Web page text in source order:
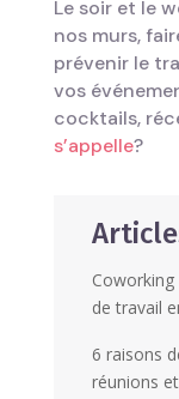
Le soir et le
nos murs,
prévenir le
vos
cocktails,
s’appelle?
de travail
6 raisons
réunions